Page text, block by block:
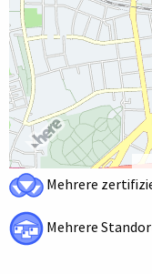
Mehrere
Mehrere